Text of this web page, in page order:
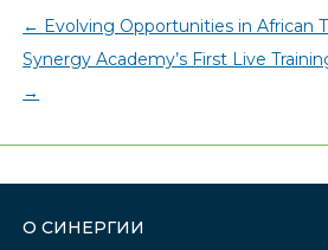
← Evolving Opportunities in African
Synergy Academy’s First Live
→
О СИНЕРГИИ